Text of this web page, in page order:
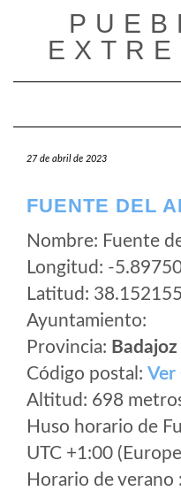
contenido
27 de abril de 2023
FUENTE DEL
Nombre: Fuente
Longitud: -
Latitud:
Ayuntamiento:
Provincia: Badajoz
Código postal: Ver
Altitud: 698
Huso horario de
UTC +1:00
Horario de verano